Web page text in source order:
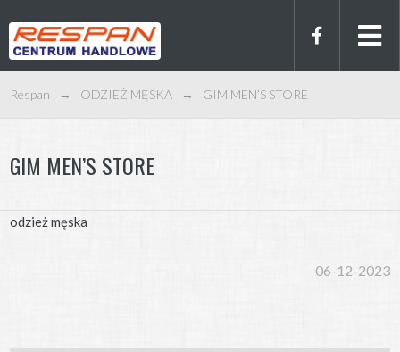
Respan → ODZIEŻ MĘSKA → GIM MEN’S STORE
GIM MEN’S STORE
odzież męska
06-12-2023